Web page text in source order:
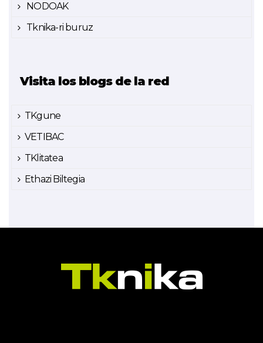
NODOAK
Tknika-ri buruz
Visita los blogs de la red
TKgune
VETIBAC
TKlitatea
Ethazi Biltegia